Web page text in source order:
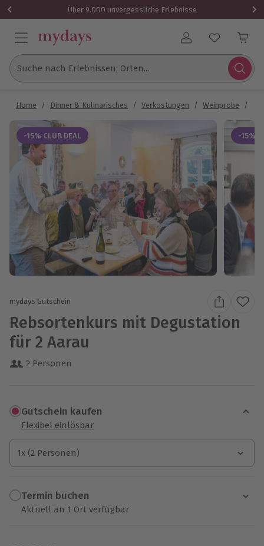
Über 9.000 unvergessliche Erlebnisse
Benutzerkonto
Suche nach Erlebnissen, Orten...
Home / Dinner & Kulinarisches / Verkostungen / Weinprobe /
-15% CLUB DEAL -15%
mydays Gutschein
Rebsortenkurs mit Degustation
für 2 Aarau
2 Personen
Gutschein kaufen
Flexibel einlösbar
1x (2 Personen)
1x (2 Personen)
1x (2 Personen)
Termin buchen
Aktuell an 1 Ort verfügbar